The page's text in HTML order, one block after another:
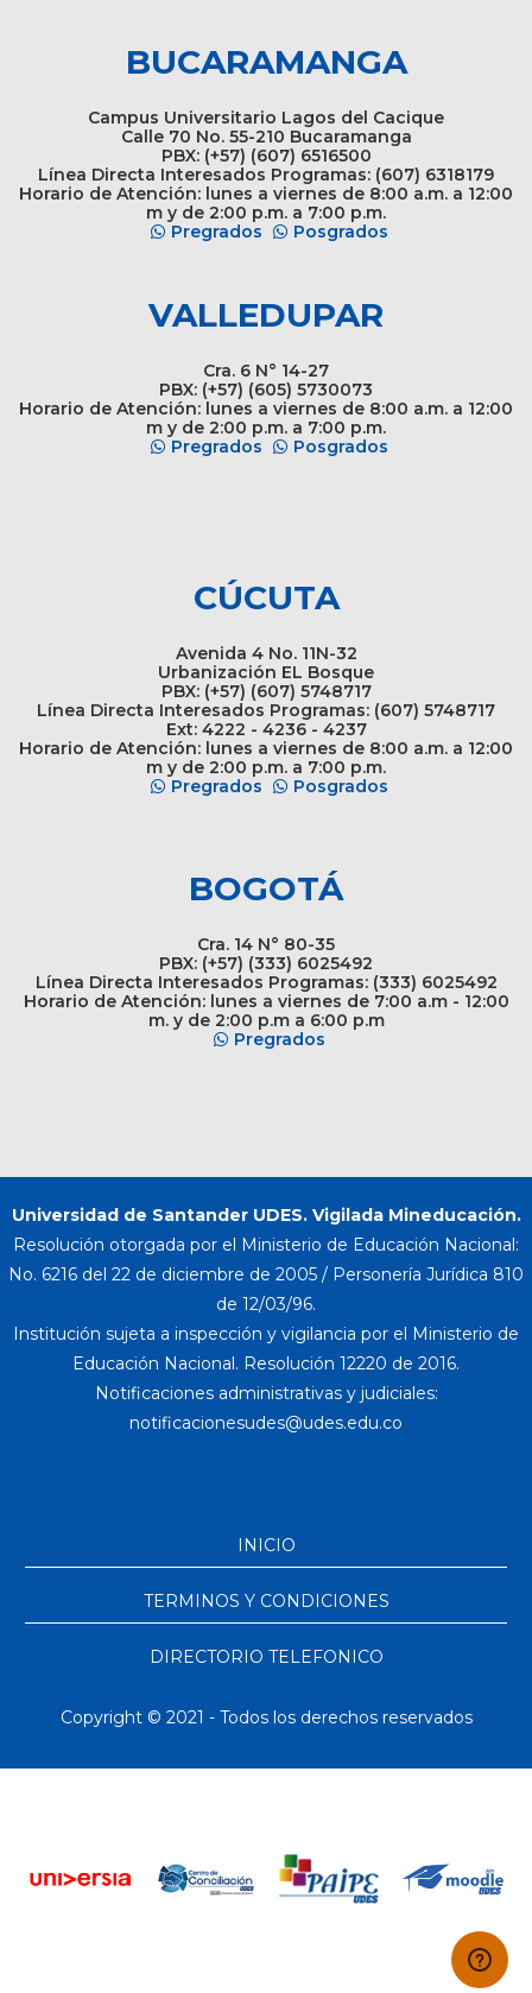
BUCARAMANGA
Campus Universitario Lagos del Cacique
Calle 70 No. 55-210 Bucaramanga
PBX: (+57) (607) 6516500
Línea Directa Interesados Programas: (607) 6318179
Horario de Atención: lunes a viernes de 8:00 a.m. a 12:00
m y de 2:00 p.m. a 7:00 p.m.
Pregrados
Posgrados
VALLEDUPAR
Cra. 6 N° 14-27
PBX: (+57) (605) 5730073
Horario de Atención: lunes a viernes de 8:00 a.m. a 12:00
m y de 2:00 p.m. a 7:00 p.m.
Pregrados
Posgrados
CÚCUTA
Avenida 4 No. 11N-32
Urbanización EL Bosque
PBX: (+57) (607) 5748717
Línea Directa Interesados Programas: (607) 5748717
Ext: 4222 - 4236 - 4237
Horario de Atención: lunes a viernes de 8:00 a.m. a 12:00
m y de 2:00 p.m. a 7:00 p.m.
Pregrados
Posgrados
BOGOTÁ
Cra. 14 N° 80-35
PBX: (+57) (333) 6025492
Línea Directa Interesados Programas: (333) 6025492
Horario de Atención: lunes a viernes de 7:00 a.m - 12:00
m. y de 2:00 p.m a 6:00 p.m
Pregrados
Universidad de Santander UDES. Vigilada Mineducación.
Resolución otorgada por el Ministerio de Educación Nacional:
No. 6216 del 22 de diciembre de 2005 / Personería Jurídica 810
de 12/03/96.
Institución sujeta a inspección y vigilancia por el Ministerio de
Educación Nacional. Resolución 12220 de 2016.
Notificaciones administrativas y judiciales:
INICIO
TERMINOS Y CONDICIONES
DIRECTORIO TELEFONICO
Copyright © 2021 - Todos los derechos reservados